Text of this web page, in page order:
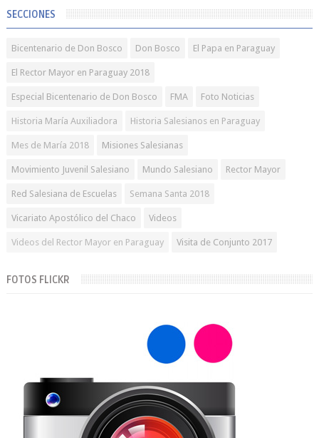
SECCIONES
Bicentenario de Don Bosco Don Bosco El Papa en Paraguay
El Rector Mayor en Paraguay 2018
Especial Bicentenario de Don Bosco FMA Foto Noticias
Historia María Auxiliadora Historia Salesianos en Paraguay
Mes de María 2018 Misiones Salesianas
Movimiento Juvenil Salesiano Mundo Salesiano Rector Mayor
Red Salesiana de Escuelas Semana Santa 2018
Vicariato Apostólico del Chaco Videos
Videos del Rector Mayor en Paraguay Visita de Conjunto 2017
FOTOS FLICKR